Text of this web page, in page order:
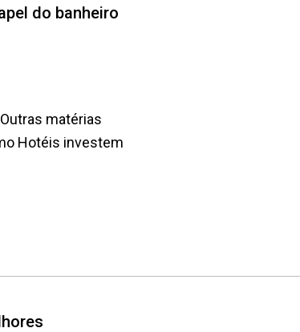
do banheiro
matérias
Hotéis investem